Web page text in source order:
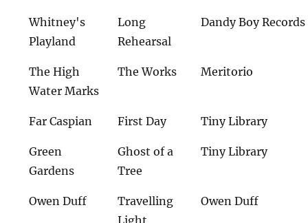
Whitney's
Playland
Long
Rehearsal
Dandy Boy Records
The High
Water Marks
The Works Meritorio
Far Caspian First Day Tiny Library
Green
Gardens
Ghost of a
Tree
Tiny Library
Owen Duff
Travelling
Owen Duff